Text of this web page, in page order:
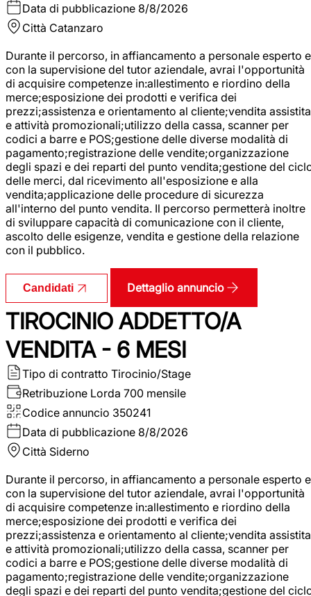
Data di pubblicazione 8/8/2026
Città Catanzaro
Durante il percorso, in affiancamento a personale esperto e
con la supervisione del tutor aziendale, avrai l'opportunità
di acquisire competenze in:allestimento e riordino della
merce;esposizione dei prodotti e verifica dei
prezzi;assistenza e orientamento al cliente;vendita assistita
e attività promozionali;utilizzo della cassa, scanner per
codici a barre e POS;gestione delle diverse modalità di
pagamento;registrazione delle vendite;organizzazione
degli spazi e dei reparti del punto vendita;gestione del
delle merci, dal ricevimento all'esposizione e alla
vendita;applicazione delle procedure di sicurezza
all'interno del punto vendita. Il percorso permetterà inoltre
di sviluppare capacità di comunicazione con il cliente,
ascolto delle esigenze, vendita e gestione della relazione
con il pubblico.
Candidati Dettaglio annuncio
TIROCINIO ADDETTO/A
VENDITA - 6 MESI
Tipo di contratto Tirocinio/Stage
Retribuzione Lorda 700 mensile
Codice annuncio 350241
Data di pubblicazione 8/8/2026
Città Siderno
Durante il percorso, in affiancamento a personale esperto e
con la supervisione del tutor aziendale, avrai l'opportunità
di acquisire competenze in:allestimento e riordino della
merce;esposizione dei prodotti e verifica dei
prezzi;assistenza e orientamento al cliente;vendita assistita
e attività promozionali;utilizzo della cassa, scanner per
codici a barre e POS;gestione delle diverse modalità di
pagamento;registrazione delle vendite;organizzazione
degli spazi e dei reparti del punto vendita;gestione del